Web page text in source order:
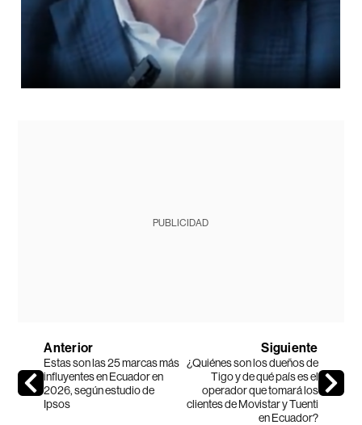
PUBLICIDAD
Anterior
Estas son las 25 marcas más
influyentes en Ecuador en
2026, según estudio de
Ipsos
Siguiente
¿Quiénes son los dueños de
Tigo y de qué país es el
operador que tomará los
clientes de Movistar y Tuenti
en Ecuador?